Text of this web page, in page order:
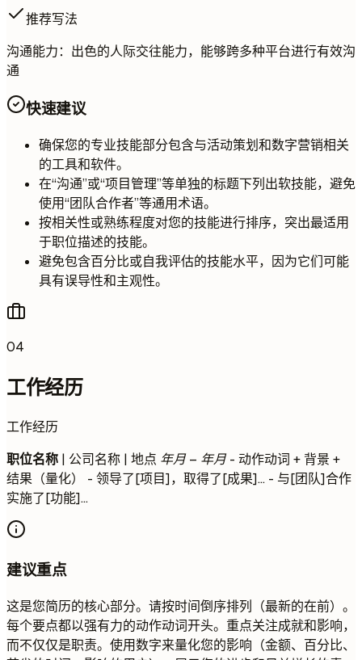
推荐写法
沟通能力：出色的人际交往能力，能够跨多种平台进行有效沟
通
快速建议
确保您的专业技能部分包含与活动策划和数字营销相关
的工具和软件。
在“沟通”或“项目管理”等单独的标题下列出软技能，避免
使用“团队合作者”等通用术语。
按相关性或熟练程度对您的技能进行排序，突出最适用
于职位描述的技能。
避免包含百分比或自我评估的技能水平，因为它们可能
具有误导性和主观性。
04
工作经历
工作经历
职位名称 | 公司名称 | 地点 年月 – 年月- 动作动词 + 背景 +
结果（量化） - 领导了[项目]，取得了[成果]... - 与[团队]合作
实施了[功能]...
建议重点
这是您简历的核心部分。请按时间倒序排列（最新的在前）。
每个要点都以强有力的动作动词开头。重点关注成就和影响，
而不仅仅是职责。使用数字来量化您的影响（金额、百分比、